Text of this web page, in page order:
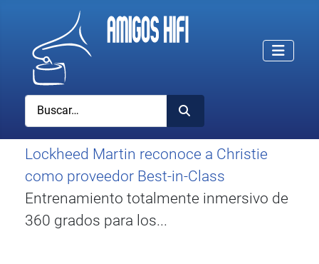
Buscar
Lockheed Martin reconoce a Christie
como proveedor Best-in-Class
Entrenamiento totalmente inmersivo de
360 grados para los...